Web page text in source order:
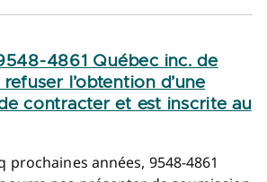
4861 Québec inc. de
l’obtention d’une
contracter et est inscrite au
prochaines années, 9548-4861